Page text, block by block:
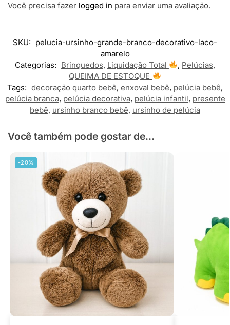
Você precisa fazer logged in para enviar uma avaliação.
SKU: pelucia-ursinho-grande-branco-decorativo-laco-
amarelo
Categorias: Brinquedos, Liquidação Total , Pelúcias,
QUEIMA DE ESTOQUE
Tags: decoração quarto bebê, enxoval bebê, pelúcia bebê,
pelúcia branca, pelúcia decorativa, pelúcia infantil, presente
bebê, ursinho branco bebê, ursinho de pelúcia
Você também pode gostar de...
-20%